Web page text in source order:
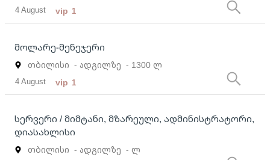
4 August vip 1
მოლარე-მენეჯერი
თბილისი - ადგილზე - 1300 ლ
4 August vip 1
სერვერი / მიმტანი, მზარეული, ადმინისტრატორი,
დიასახლისი
თბილისი - ადგილზე - ლ